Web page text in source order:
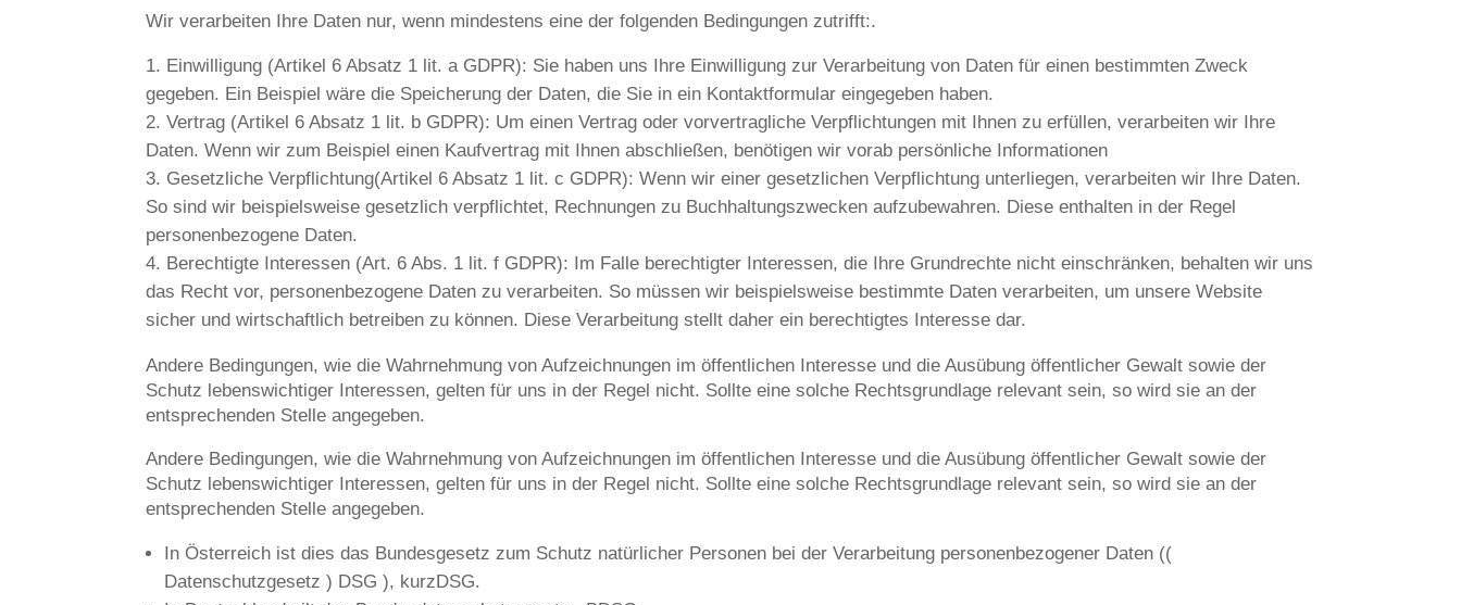
Wir verarbeiten Ihre Daten nur, wenn mindestens eine der folgenden Bedingungen zutrifft:.
Einwilligung (Artikel 6 Absatz 1 lit. a GDPR): Sie haben uns Ihre Einwilligung zur Verarbeitung von Daten für einen bestimmten Zweck
gegeben. Ein Beispiel wäre die Speicherung der Daten, die Sie in ein Kontaktformular eingegeben haben.
Vertrag (Artikel 6 Absatz 1 lit. b GDPR): Um einen Vertrag oder vorvertragliche Verpflichtungen mit Ihnen zu erfüllen, verarbeiten wir Ihre
Daten. Wenn wir zum Beispiel einen Kaufvertrag mit Ihnen abschließen, benötigen wir vorab persönliche Informationen
Gesetzliche Verpflichtung(Artikel 6 Absatz 1 lit. c GDPR): Wenn wir einer gesetzlichen Verpflichtung unterliegen, verarbeiten wir Ihre Daten.
So sind wir beispielsweise gesetzlich verpflichtet, Rechnungen zu Buchhaltungszwecken aufzubewahren. Diese enthalten in der Regel
personenbezogene Daten.
Berechtigte Interessen (Art. 6 Abs. 1 lit. f GDPR): Im Falle berechtigter Interessen, die Ihre Grundrechte nicht einschränken, behalten wir uns
das Recht vor, personenbezogene Daten zu verarbeiten. So müssen wir beispielsweise bestimmte Daten verarbeiten, um unsere Website
sicher und wirtschaftlich betreiben zu können. Diese Verarbeitung stellt daher ein berechtigtes Interesse dar.
Andere Bedingungen, wie die Wahrnehmung von Aufzeichnungen im öffentlichen Interesse und die Ausübung öffentlicher Gewalt sowie der
Schutz lebenswichtiger Interessen, gelten für uns in der Regel nicht. Sollte eine solche Rechtsgrundlage relevant sein, so wird sie an der
entsprechenden Stelle angegeben.
Andere Bedingungen, wie die Wahrnehmung von Aufzeichnungen im öffentlichen Interesse und die Ausübung öffentlicher Gewalt sowie der
Schutz lebenswichtiger Interessen, gelten für uns in der Regel nicht. Sollte eine solche Rechtsgrundlage relevant sein, so wird sie an der
entsprechenden Stelle angegeben.
InÖsterreich ist dies das Bundesgesetz zum Schutz natürlicher Personen bei der Verarbeitung personenbezogener Daten ((
Datenschutzgesetz ) DSG), kurzDSG.